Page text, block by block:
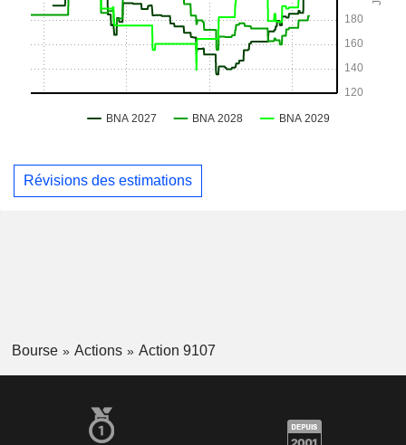
Révisions des estimations
Bourse Actions Action 9107